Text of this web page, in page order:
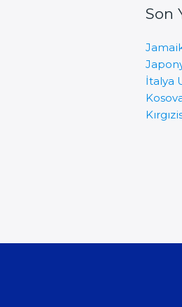
Son
İtalya